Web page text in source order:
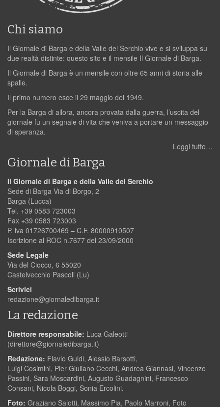
Chi siamo
Il Giornale di Barga e della Valle del Serchio vive e si sviluppa su
due realtà distinte: questo sito e il mensile Il Giornale di Barga.
Il Giornale di Barga è un mensile con oltre 65 anni di storia alle
spalle.
Il primo numero esce il 29 maggio del 1949.
Per la Barga di allora, ancora provata dalla guerra, l’uscita del
giornale fu un segnale di vita che veniva a portare un messaggio
di speranza.
Leggi tutto…
Giornale di Barga
Il Giornale di Barga e della Valle del Serchio
Sede di Barga Via di Borgo, 2
Barga (Lucca)
Tel. +39 0583 723003
Fax +39 0583 723003
P. iva 01726700469 – C.F. 80000910507
Iscrizione al ROC n.7677 del 23/09/2000
Sede Legale
Via del Ciocco, 6 55020
Castelvecchio Pascoli (Lu)
Scrivici
redazione@giornaledibarga.it
La redazione
Direttore responsabile: Luca Galeotti
(direttore@giornaledibarga.it)
Redazione: Flavio Guidi, Alessio Barsotti,
Luigi Cosimini, Pier Giuliano Cecchi, Andrea Giannasi, Vincenzo
Passini, Sara Moscardini, Augusto Guadagnini, Francesco
Consani, Nicola Boggi, Sonia Ercolini.
Foto: Graziano Salotti, Massimo Pia, Paolo Marroni, Foto